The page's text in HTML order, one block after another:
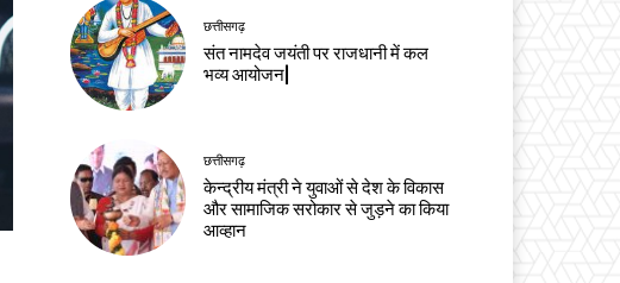
छत्तीसगढ़
संत नामदेव जयंती पर राजधानी में कल
भव्य आयोजन|
छत्तीसगढ़
केन्द्रीय मंत्री ने युवाओं से देश के विकास
और सामाजिक सरोकार से जुड़ने का किया
आव्हान